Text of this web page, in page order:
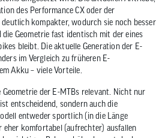
des Performance CX oder der
deutlich kompakter, wodurch sie noch besser
die Geometrie fast identisch mit der eines
bleibt. Die aktuelle Generation der E-
im Vergleich zu früheren E-
Akku – viele Vorteile.
der E-MTBs relevant. Nicht nur
entscheidend, sondern auch die
entweder sportlich (in die Länge
eher komfortabel (aufrechter) ausfallen